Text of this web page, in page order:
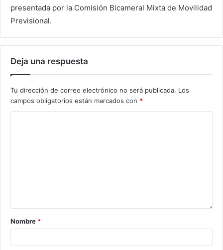
presentada por la Comisión Bicameral Mixta de Movilidad
Previsional.
Deja una respuesta
Tu dirección de correo electrónico no será publicada. Los
campos obligatorios están marcados con *
Nombre *